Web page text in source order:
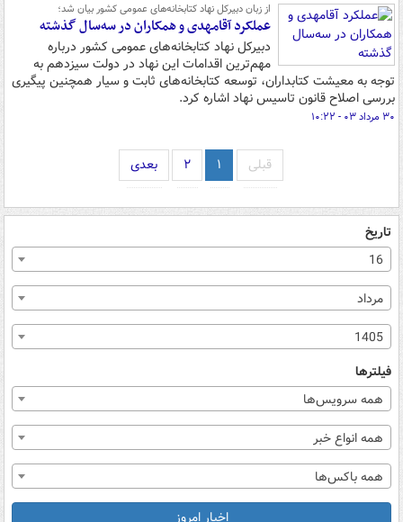
از زبان دبیرکل نهاد کتابخانه‌های عمومی کشور بیان شد؛
عملکرد آقامهدی و همکاران در سه‌سال گذشته
دبیرکل نهاد کتابخانه‌های عمومی کشور درباره
مهم‌ترین اقدامات این نهاد در دولت سیزدهم به
توجه به معیشت کتابداران، توسعه کتابخانه‌های ثابت و سیار همچنین پیگیری
بررسی اصلاح قانون تاسیس نهاد اشاره کرد.
۳۰ مرداد ۰۳ - ۱۰:۲۲
قبلی ۱ ۲ بعدی
تاریخ
16
مرداد
1405
فیلترها
همه سرویس‌ها
همه انواع خبر
همه باکس‌ها
اخبار امروز